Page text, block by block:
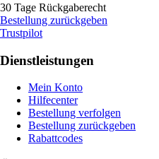
30 Tage Rückgaberecht
Bestellung zurückgeben
Trustpilot
Dienstleistungen
Mein Konto
Hilfecenter
Bestellung verfolgen
Bestellung zurückgeben
Rabattcodes